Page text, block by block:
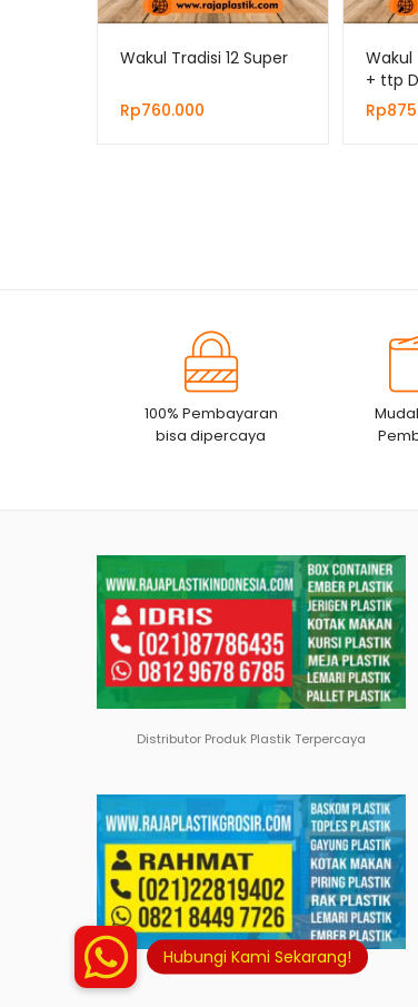
Wakul Tradisi 12 Super
Rp760.000
Wakul
+ ttp
Rp
100% Pembayaran
bisa dipercaya
Distributor Produk Plastik Terpercaya